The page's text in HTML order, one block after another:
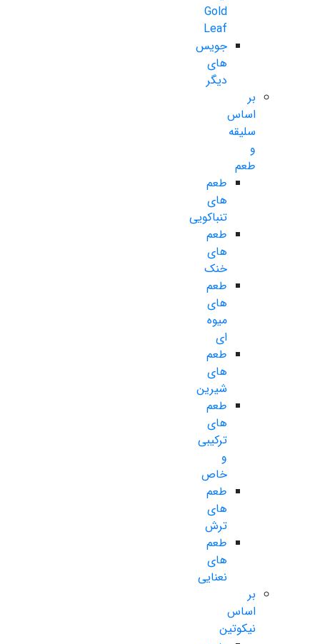
Gold
Leaf
جویس
های
دیگر
بر
اساس
سلیقه
و
طعم
طعم
های
تنباکویی
طعم
های
خنک
طعم
های
میوه
ای
طعم
های
شیرین
طعم
های
ترکیبی
و
خاص
طعم
های
ترش
طعم
های
نعنایی
بر
اساس
نیکوتین